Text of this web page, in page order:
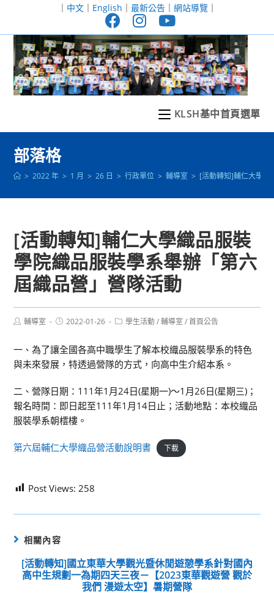
至
｜ 中文｜ English ｜ 最新公告｜ 網站導覽｜
KLSH基中首頁選單
部落格
> 2022 年 > 1 月 > 26 日 > 行政單位 > 輔導室 > [活動轉知]輔仁大學織
[活動轉知]輔仁大學織品服裝
學院織品服裝學系舉辦「第六
屆織品營」營隊活動
Post輔導室
Post2022-01-26
Post學生活動 / 輔導室 / 首頁公告
一、為了讓全國各高中職學生了解本校織品服裝學系的特色
與未來發展，特透過營隊的方式，向高中生介紹本系。
二、營隊日期：111年1月24日(星期一)～1月26日(星期三)；
報名時間：即日起至111年1月14日止；活動地點：本校織品
服裝學系朝橒樓。
第六屆輔仁大學織品營活動說明書 下載
Post Views: 258
相關內容
[活動轉知]國立東華大學觀光暨休閒遊憩學系針對國內
高中生規劃一為期四天三夜－【2023東華觀遊營 觀於
我們 漫遊太空】暑期營隊